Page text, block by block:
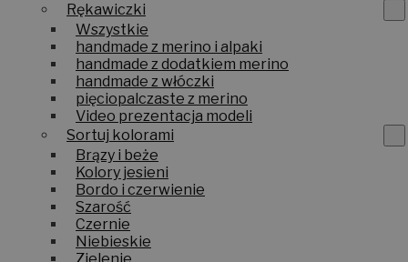
Rękawiczki
Wszystkie
handmade z merino i alpaki
handmade z dodatkiem merino
handmade z włóczki
pięciopalczaste z merino
Video prezentacja modeli
Sortuj kolorami
Brązy i beże
Kolory jesieni
Bordo i czerwienie
Szarość
Czernie
Niebieskie